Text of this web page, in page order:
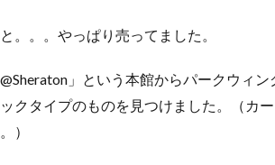
。。。やっぱり売ってました。
」という本館からパークウィ
クタイプのものを見つけました。（カ
）